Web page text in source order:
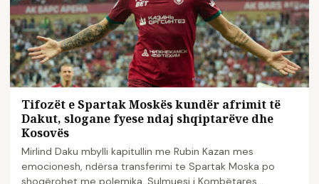
Tifozët e Spartak Moskës kundër afrimit të
Dakut, slogane fyese ndaj shqiptarëve dhe
Kosovës
Mirlind Daku mbylli kapitullin me Rubin Kazan mes
emocionesh, ndërsa transferimi te Spartak Moska po
shoqërohet me polemika. Sulmuesi i Kombëtares